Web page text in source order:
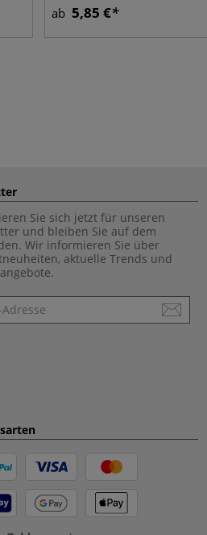
ab 5,85 €
Sie sich jetzt für unseren
und bleiben Sie auf dem
Wir informieren Sie über
aktuelle Trends und